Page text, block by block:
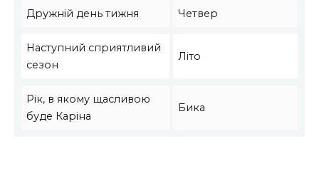
Дружній день тижня Четвер
Наступний сприятливий
сезон
Літо
Рік, в якому щасливою
буде Каріна
Бика